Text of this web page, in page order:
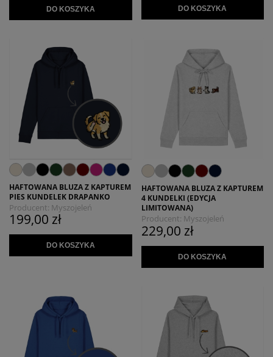
DO KOSZYKA DO KOSZYKA
HAFTOWANA BLUZA Z KAPTUREM
PIES KUNDELEK DRAPANKO
Producent: Myszojeleń
199,00 zł
DO KOSZYKA
HAFTOWANA BLUZA Z KAPTUREM
4 KUNDELKI (EDYCJA
LIMITOWANA)
Producent: Myszojeleń
229,00 zł
DO KOSZYKA